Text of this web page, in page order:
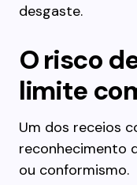
desgaste.
O risco
limite
Um dos receios
reconhecimento
ou conformismo.